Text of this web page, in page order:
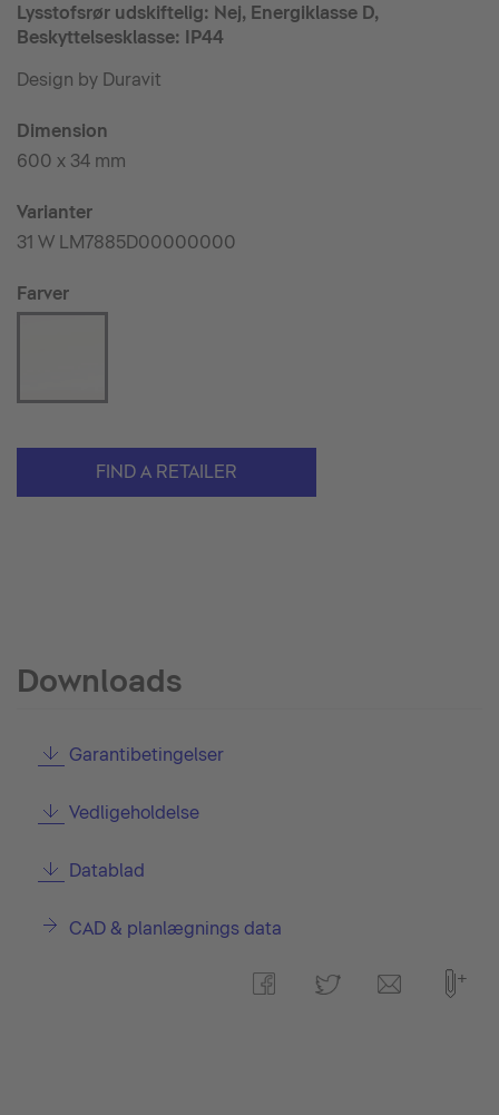
Lysstofsrør udskiftelig: Nej, Energiklasse D,
Beskyttelsesklasse: IP44
Design by Duravit
Dimension
600 x 34 mm
Varianter
31 W LM7885D00000000
Farver
FIND A RETAILER
Downloads
Garantibetingelser
Vedligeholdelse
Datablad
CAD & planlægnings data